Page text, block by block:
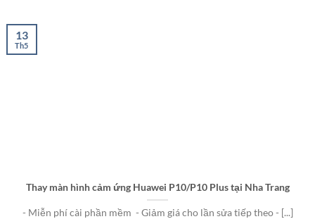
Thay màn hình cảm ứng Huawei P10/P10 Plus tại Nha Trang
- Miễn phí cài phần mềm - Giảm giá cho lần sửa tiếp theo - [...]
13
Th5